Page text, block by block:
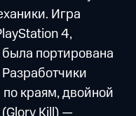
Игра
4,
портирована
краям, двойной